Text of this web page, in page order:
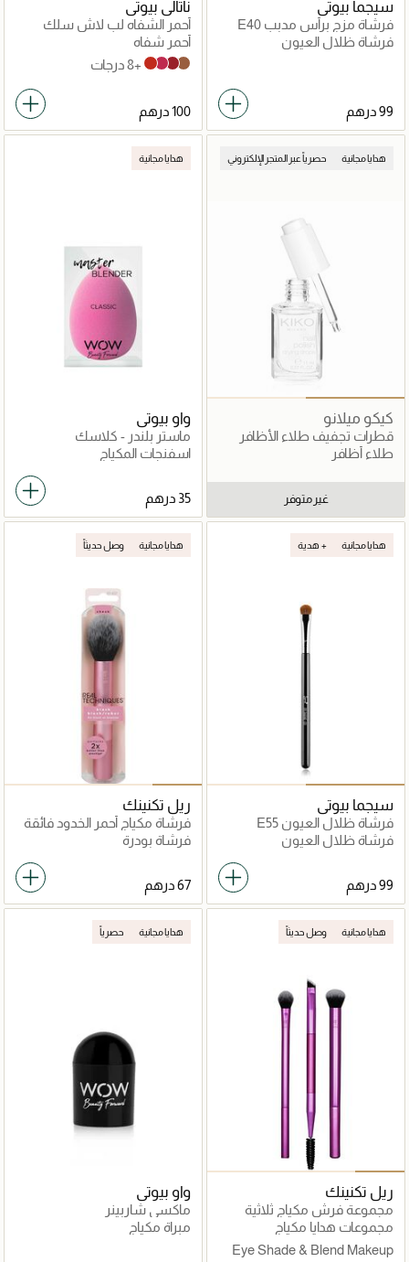
سيجما بيوتي
فرشاة مزج برأس مدبب E40
فرشاة ظلال العيون
ناتالي بيوتي
أحمر الشفاه لب لاش سلك
مطفي
أحمر شفاه
Brown Sugar
Cherry Lips
2004 - Flirt
Lava
+8 درجات
هدايا مجانية حصرياً عبر المتجر الإلكتروني
كيكو ميلانو
قطرات تجفيف طلاء الأظافر
طلاء أظافر
غير متوفر
هدايا مجانية
واو بيوتي
ماستر بلندر - كلاسك
اسفنجات المكياج
هدايا مجانية هدية +
سيجما بيوتي
فرشاة ظلال العيون E55
فرشاة ظلال العيون
هدايا مجانية وصل حديثاً
ريل تكنينك
فرشاة مكياج أحمر الخدود فائقة
النعومة
فرشاة بودرة
هدايا مجانية وصل حديثاً
ريل تكنينك
مجموعة فرش مكياج ثلاثية
لتظليل العيون ومزجها
مجموعات هدايا مكياج
Eye Shade & Blend Makeup
هدايا مجانية حصرياً
واو بيوتي
ماكسي شاربينر
مبراة مكياج